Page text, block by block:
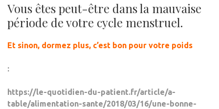
Vous êtes peut-être dans la mauvaise
période de votre cycle menstruel.
Et sinon, dormez plus, c’est bon pour votre poids
:
https://le-quotidien-du-patient.fr/article/a-
table/alimentation-sante/2018/03/16/une-bonne-